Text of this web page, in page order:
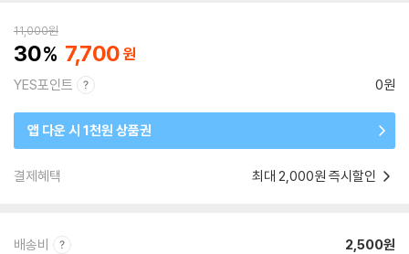
11,000원
30 7,700
YES포인트 0원
앱 다운 시 1천원 상품권
결제혜택 최대 2,000원 즉시할인
배송비 2,500원